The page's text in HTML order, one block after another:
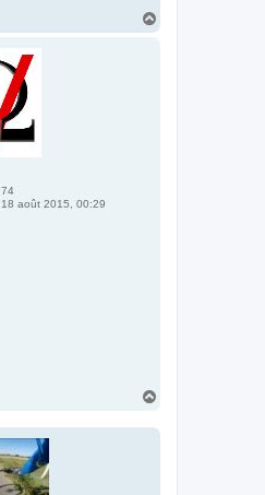
74
18 août 2015, 00:29